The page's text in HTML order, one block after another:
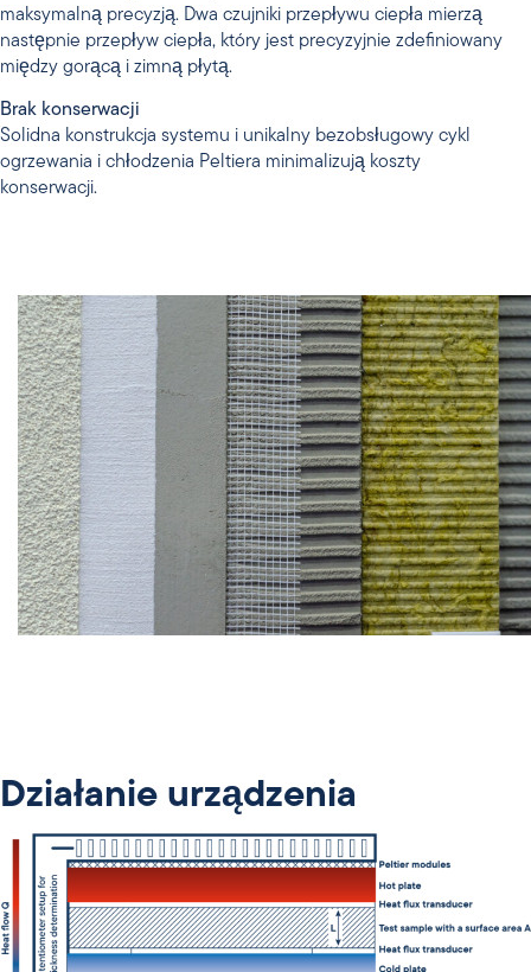
maksymalną precyzją. Dwa czujniki przepływu ciepła mierzą
następnie przepływ ciepła, który jest precyzyjnie zdefiniowany
między gorącą i zimną płytą.
Brak konserwacji
Solidna konstrukcja systemu i unikalny bezobsługowy cykl
ogrzewania i chłodzenia Peltiera minimalizują koszty
konserwacji.
Działanie urządzenia